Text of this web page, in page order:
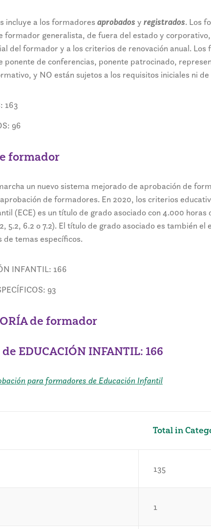
incluye a los formadoresaprobadosy registrados. Los
formador generalista, de fuera del estado y
del formador y a los criterios de renovación anual.
ponente de conferencias, ponente patrocinado,
y NO están sujetos a los requisitos iniciales ni
163
96
formador
un nuevo sistema mejorado de aprobación de
de formadores. En 2020, los criterios
(ECE) es un título de grado asociado con 4.000
5.2, 6.2 o 7.2). El título de grado asociado es también
de temas específicos.
INFANTIL: 166
93
de formador
EDUCACIÓN INFANTIL: 166
para formadores de Educación Infantil
Total in
135
1